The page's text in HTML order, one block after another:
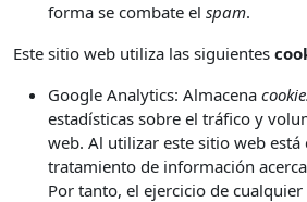
forma se combate el spam.
Este sitio web utiliza las siguientes
Google Analytics: Almacena
estadísticas sobre el tráfico y
web. Al utilizar este sitio web está
tratamiento de información
Por tanto, el ejercicio de